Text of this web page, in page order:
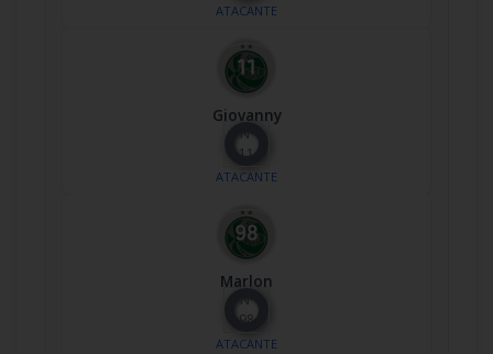
ATACANTE
Giovanny
Nº
11
ATACANTE
Marlon
Nº
98
ATACANTE